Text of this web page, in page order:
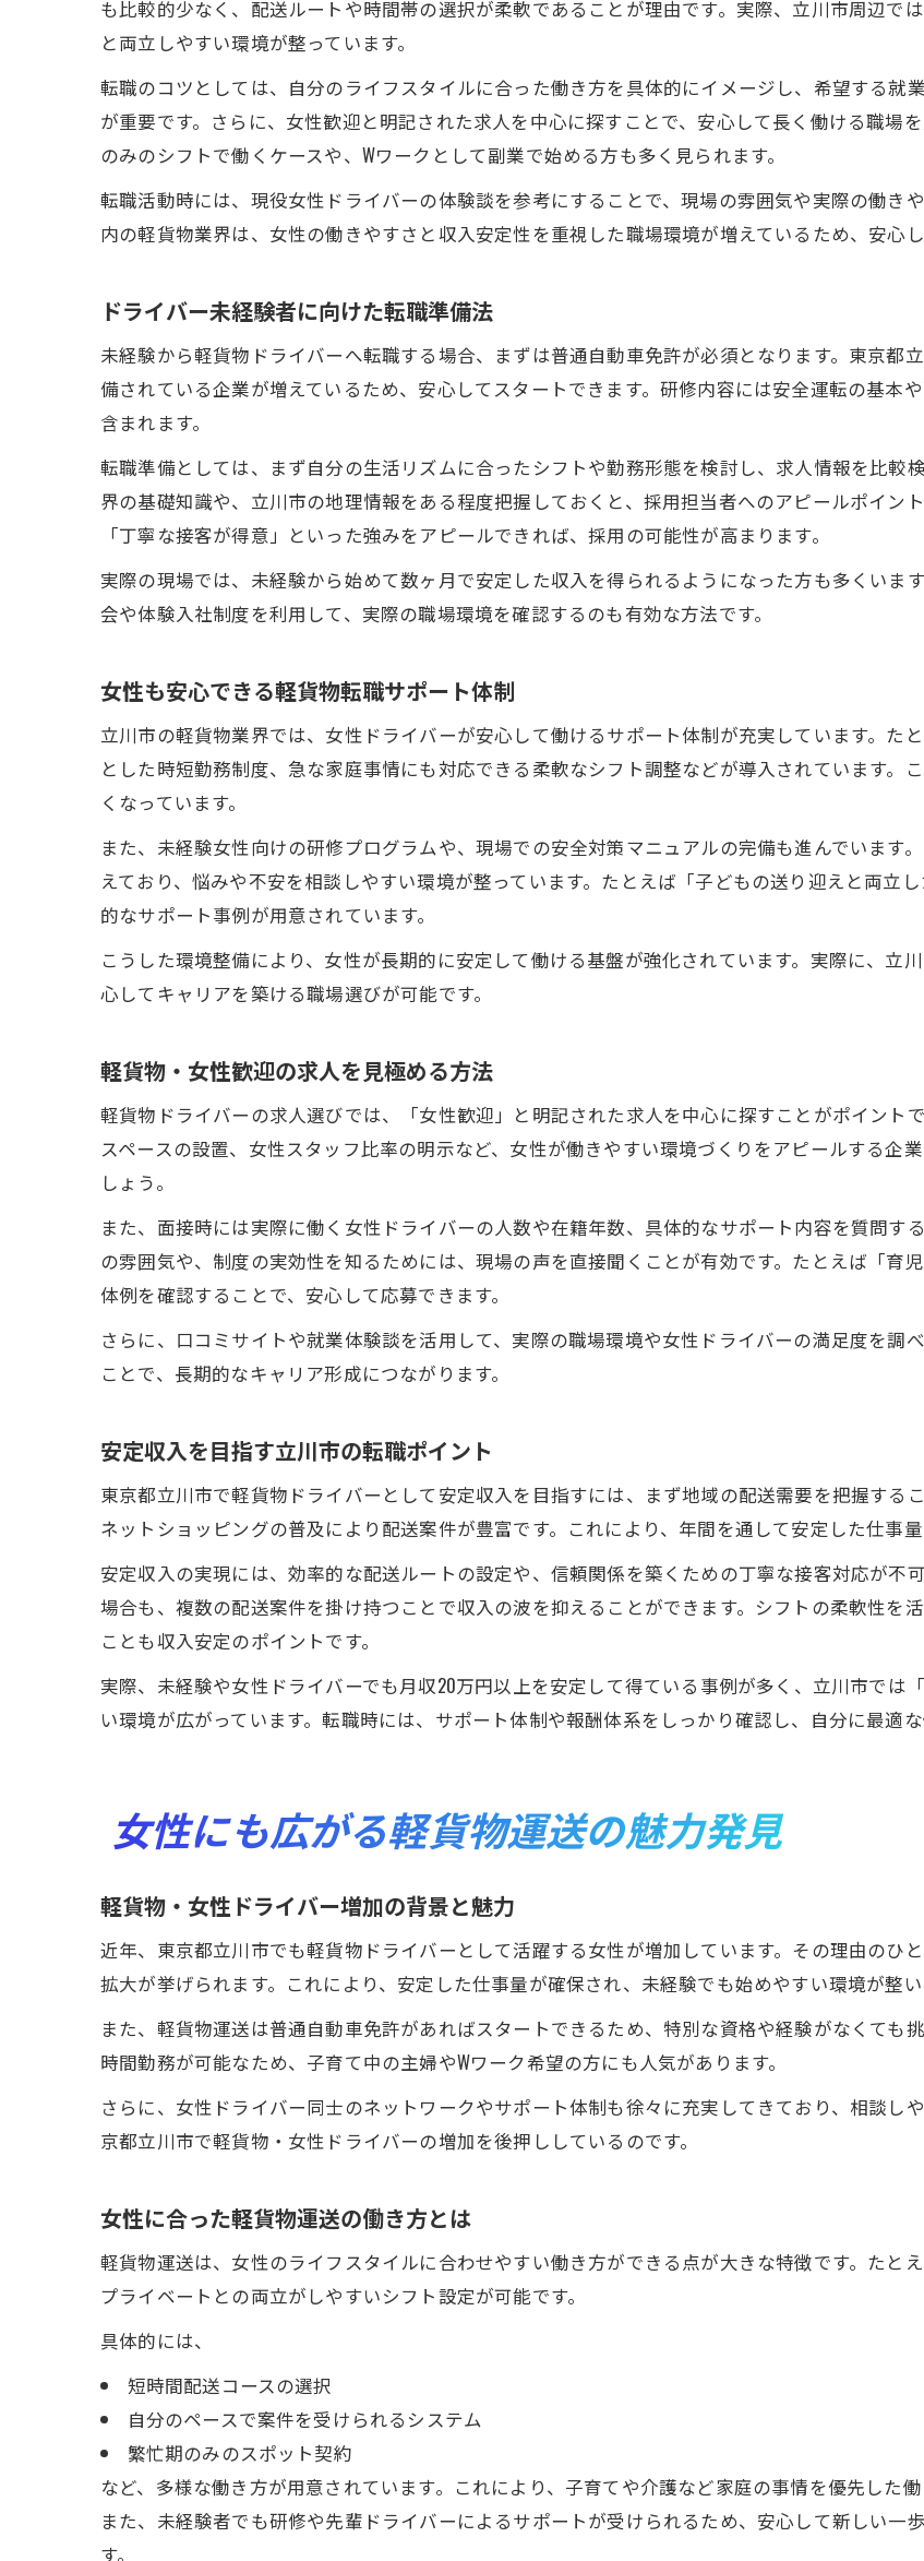
女性が安心して働けるサポート体制の工
軽貨物・女性未経験でも始めやすい理由
未経験者が高収入を目指すためのポイン
初めてのドライバー生活を支えるサポー
業界動向から見る軽貨物の安定性とは
軽貨物・女性も安心の安定サポート事例
安定した働き方と収入を両立するコツ
高収入を狙う働き方を軽貨物で実現
効率的な働き方で収入アップを目指す方
ライフスタイルを選べる配送の新常識
軽貨物・女性が選ぶ自分らしい働き方と
も比較的少なく、配送ルートや時間帯の選択が柔軟であることが理由です。実際、立川市周辺で
と両立しやすい環境が整っています。
転職のコツとしては、自分のライフスタイルに合った働き方を具体的にイメージし、希望する就
が重要です。さらに、女性歓迎と明記された求人を中心に探すことで、安心して長く働ける職場
のみのシフトで働くケースや、Wワークとして副業で始める方も多く見られます。
転職活動時には、現役女性ドライバーの体験談を参考にすることで、現場の雰囲気や実際の働き
内の軽貨物業界は、女性の働きやすさと収入安定性を重視した職場環境が増えているため、安心
ドライバー未経験者に向けた転職準備法
未経験から軽貨物ドライバーへ転職する場合、まずは普通自動車免許が必須となります。東京都
備されている企業が増えているため、安心してスタートできます。研修内容には安全運転の基本
含まれます。
転職準備としては、まず自分の生活リズムに合ったシフトや勤務形態を検討し、求人情報を比較
界の基礎知識や、立川市の地理情報をある程度把握しておくと、採用担当者へのアピールポイン
「丁寧な接客が得意」といった強みをアピールできれば、採用の可能性が高まります。
実際の現場では、未経験から始めて数ヶ月で安定した収入を得られるようになった方も多くいま
会や体験入社制度を利用して、実際の職場環境を確認するのも有効な方法です。
女性も安心できる軽貨物転職サポート体制
立川市の軽貨物業界では、女性ドライバーが安心して働けるサポート体制が充実しています。た
とした時短勤務制度、急な家庭事情にも対応できる柔軟なシフト調整などが導入されています。
くなっています。
また、未経験女性向けの研修プログラムや、現場での安全対策マニュアルの完備も進んでいます
えており、悩みや不安を相談しやすい環境が整っています。たとえば「子どもの送り迎えと両立
的なサポート事例が用意されています。
こうした環境整備により、女性が長期的に安定して働ける基盤が強化されています。実際に、立
心してキャリアを築ける職場選びが可能です。
軽貨物・女性歓迎の求人を見極める方法
軽貨物ドライバーの求人選びでは、「女性歓迎」と明記された求人を中心に探すことがポイント
スペースの設置、女性スタッフ比率の明示など、女性が働きやすい環境づくりをアピールする企
しょう。
また、面接時には実際に働く女性ドライバーの人数や在籍年数、具体的なサポート内容を質問す
の雰囲気や、制度の実効性を知るためには、現場の声を直接聞くことが有効です。たとえば「育
体例を確認することで、安心して応募できます。
さらに、口コミサイトや就業体験談を活用して、実際の職場環境や女性ドライバーの満足度を調
ことで、長期的なキャリア形成につながります。
安定収入を目指す立川市の転職ポイント
東京都立川市で軽貨物ドライバーとして安定収入を目指すには、まず地域の配送需要を把握する
ネットショッピングの普及により配送案件が豊富です。これにより、年間を通して安定した仕事
安定収入の実現には、効率的な配送ルートの設定や、信頼関係を築くための丁寧な接客対応が不
場合も、複数の配送案件を掛け持つことで収入の波を抑えることができます。シフトの柔軟性を
ことも収入安定のポイントです。
実際、未経験や女性ドライバーでも月収20万円以上を安定して得ている事例が多く、立川市では
い環境が広がっています。転職時には、サポート体制や報酬体系をしっかり確認し、自分に最適
女性にも広がる軽貨物運送の魅力発見
軽貨物・女性ドライバー増加の背景と魅力
近年、東京都立川市でも軽貨物ドライバーとして活躍する女性が増加しています。その理由のひ
拡大が挙げられます。これにより、安定した仕事量が確保され、未経験でも始めやすい環境が整い
また、軽貨物運送は普通自動車免許があればスタートできるため、特別な資格や経験がなくても
時間勤務が可能なため、子育て中の主婦やWワーク希望の方にも人気があります。
さらに、女性ドライバー同士のネットワークやサポート体制も徐々に充実してきており、相談し
京都立川市で軽貨物・女性ドライバーの増加を後押ししているのです。
女性に合った軽貨物運送の働き方とは
軽貨物運送は、女性のライフスタイルに合わせやすい働き方ができる点が大きな特徴です。たと
プライベートとの両立がしやすいシフト設定が可能です。
具体的には、
短時間配送コースの選択
自分のペースで案件を受けられるシステム
繁忙期のみのスポット契約
など、多様な働き方が用意されています。これにより、子育てや介護など家庭の事情を優先した働
また、未経験者でも研修や先輩ドライバーによるサポートが受けられるため、安心して新しい一
す。